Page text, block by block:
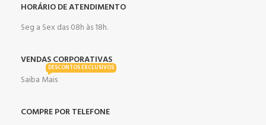
HORÁRIO DE ATENDIMENTO
Seg a Sex das 08h às 18h.
VENDAS CORPORATIVAS
Saiba Mais
DESCONTOS EXCLUSIVOS
COMPRE POR TELEFONE